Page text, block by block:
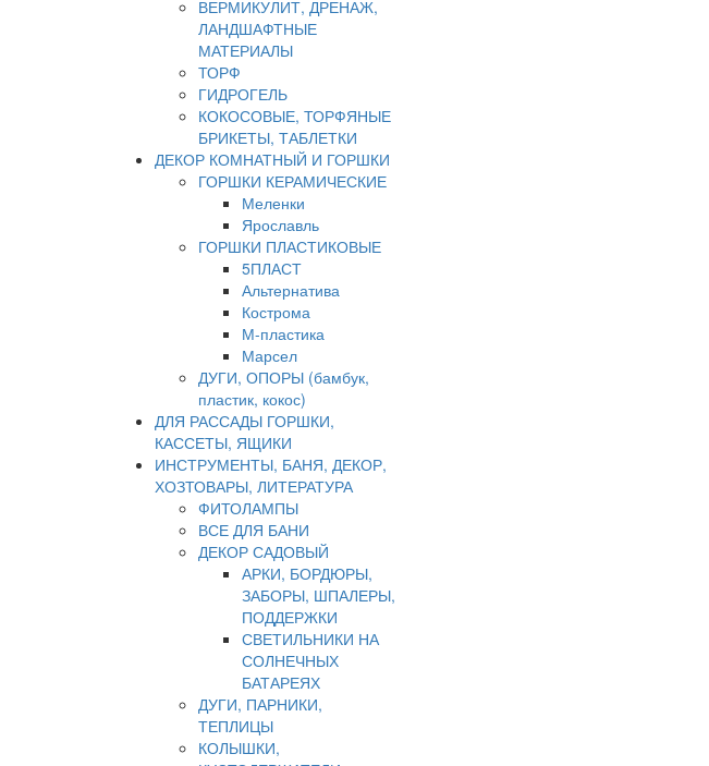
ВЕРМИКУЛИТ, ДРЕНАЖ,
ЛАНДШАФТНЫЕ
МАТЕРИАЛЫ
ТОРФ
ГИДРОГЕЛЬ
КОКОСОВЫЕ, ТОРФЯНЫЕ
БРИКЕТЫ, ТАБЛЕТКИ
ДЕКОР КОМНАТНЫЙ И ГОРШКИ
ГОРШКИ КЕРАМИЧЕСКИЕ
Меленки
Ярославль
ГОРШКИ ПЛАСТИКОВЫЕ
5ПЛАСТ
Альтернатива
Кострома
М-пластика
Марсел
ДУГИ, ОПОРЫ (бамбук,
пластик, кокос)
ДЛЯ РАССАДЫ ГОРШКИ,
КАССЕТЫ, ЯЩИКИ
ИНСТРУМЕНТЫ, БАНЯ, ДЕКОР,
ХОЗТОВАРЫ, ЛИТЕРАТУРА
ФИТОЛАМПЫ
ВСЕ ДЛЯ БАНИ
ДЕКОР САДОВЫЙ
АРКИ, БОРДЮРЫ,
ЗАБОРЫ, ШПАЛЕРЫ,
ПОДДЕРЖКИ
СВЕТИЛЬНИКИ НА
СОЛНЕЧНЫХ
БАТАРЕЯХ
ДУГИ, ПАРНИКИ,
ТЕПЛИЦЫ
КОЛЫШКИ,